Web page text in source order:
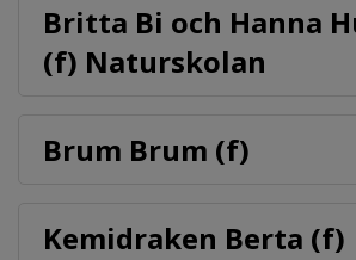
Britta Bi och Hanna
(f) Naturskolan
Brum Brum (f)
Kemidraken Berta (f)